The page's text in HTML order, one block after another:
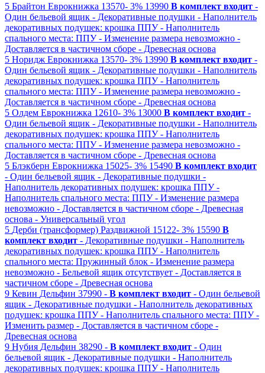
5 Брайтон Еврокнижка 13570- 3% 13990 В комплект входит -
Один бельевой ящик - Декоративные подушки - Наполнитель
декоративных подушек: крошка ППУ - Наполнитель
спального места: ППУ - Изменение размера невозможно -
Доставляется в частичном сборе - Древесная основа
5 Норидж Еврокнижка 13570- 3% 13990 В комплект входит -
Один бельевой ящик - Декоративные подушки - Наполнитель
декоративных подушек: крошка ППУ - Наполнитель
спального места: ППУ - Изменение размера невозможно -
Доставляется в частичном сборе - Древесная основа
5 Олдем Еврокнижка 12610- 3% 13000 В комплект входит -
Один бельевой ящик - Декоративные подушки - Наполнитель
декоративных подушек: крошка ППУ - Наполнитель
спального места: ППУ - Изменение размера невозможно -
Доставляется в частичном сборе - Древесная основа
5 Блэкберн Еврокнижка 15025- 3% 15490 В комплект входит
- Один бельевой ящик - Декоративные подушки -
Наполнитель декоративных подушек: крошка ППУ -
Наполнитель спального места: ППУ - Изменение размера
невозможно - Доставляется в частичном сборе - Древесная
основа - Универсальный угол
5 Дерби (трансформер) Раздвижной 15122- 3% 15590 В
комплект входит - Декоративные подушки - Наполнитель
декоративных подушек: крошка ППУ - Наполнитель
спального места: Пружинный блок - Изменение размера
невозможно - Бельевой ящик отсутствует - Доставляется в
частичном сборе - Древесная основа
9 Кевин Дельфин 37990 - В комплект входит - Один бельевой
ящик - Декоративные подушки - Наполнитель декоративных
подушек: крошка ППУ - Наполнитель спального места: ППУ -
Изменить размер - Доставляется в частичном сборе -
Древесная основа
9 Нубия Дельфин 38290 - В комплект входит - Один
бельевой ящик - Декоративные подушки - Наполнитель
декоративных подушек: крошка ППУ - Наполнитель